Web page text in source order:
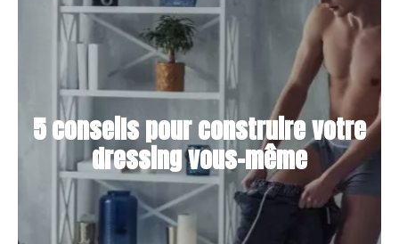
5 conseils pour construire votre
dressing vous-même